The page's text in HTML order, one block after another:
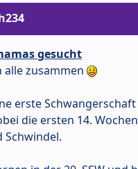
gesucht
zusammen
erste
die ersten 14.
Schwindel.